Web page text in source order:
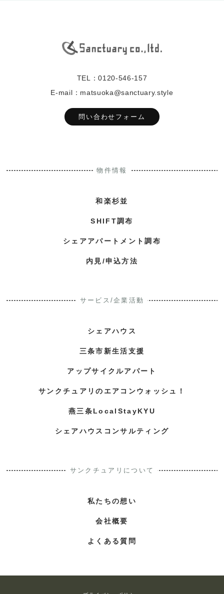
TEL：0120-546-157
E-mail：matsuoka@sanctuary.style
問い合わせフォーム
物件情報
和楽杉並
SHIFT調布
シェアアパートメント調布
内見/申込方法
サービス/企業活動
シェアハウス
三条市新生活支援
アップサイクルアパート
サンクチュアリのエアコンウォッシュ！
燕三条LocalStayKYU
シェアハウスコンサルティング
サンクチュアリについて
私たちの想い
会社概要
よくある質問